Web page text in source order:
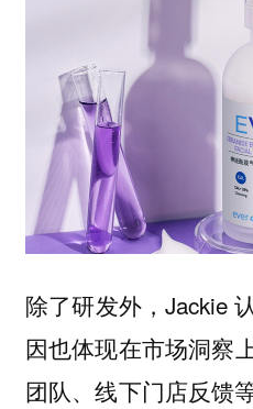
除了研发外，Jackie
因也体现在市场洞察
团队、线下门店反馈